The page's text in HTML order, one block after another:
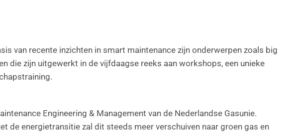
van recente inzichten in smart maintenance zijn onderwerpen zoals big
die zijn uitgewerkt in de vijfdaagse reeks aan workshops, een unieke
Engineering & Management van de Nederlandse Gasunie.
de energietransitie zal dit steeds meer verschuiven naar groen gas en